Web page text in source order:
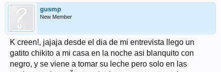
gusmp
New Member
K creen!, jajaja desde el dia de mi entrevista llego un
gatito chikito a mi casa en la noche asi blanquito con
negro, y se viene a tomar su leche pero solo en las